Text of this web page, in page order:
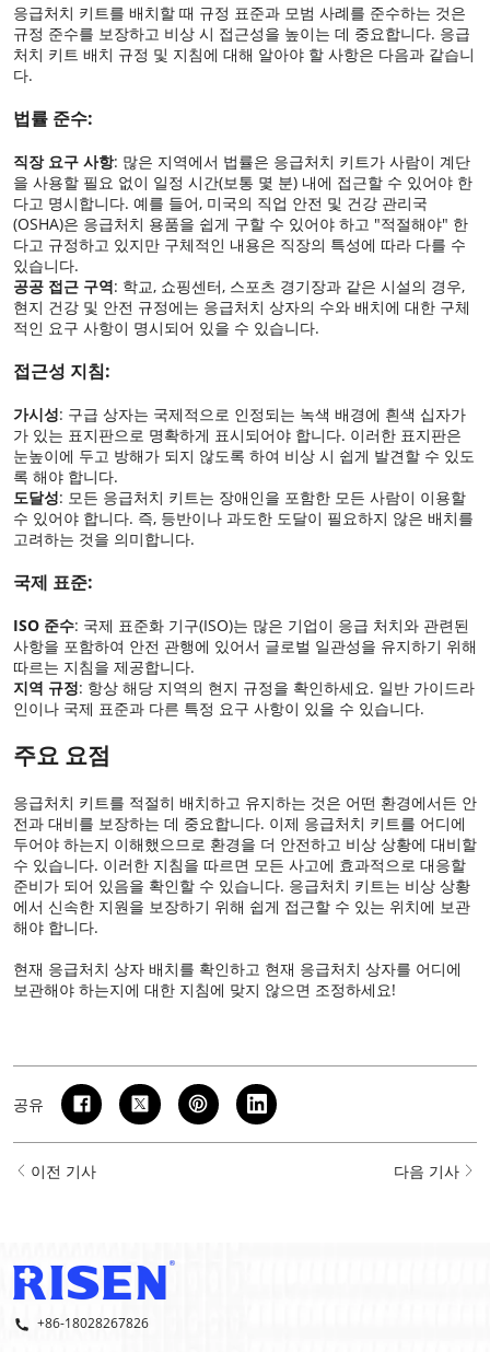
응급처치 키트를 배치할 때 규정 표준과 모범 사례를 준수하는 것은
규정 준수를 보장하고 비상 시 접근성을 높이는 데 중요합니다. 응급
처치 키트 배치 규정 및 지침에 대해 알아야 할 사항은 다음과 같습니
다.
법률 준수:
직장 요구 사항: 많은 지역에서 법률은 응급처치 키트가 사람이 계단
을 사용할 필요 없이 일정 시간(보통 몇 분) 내에 접근할 수 있어야 한
다고 명시합니다. 예를 들어, 미국의 직업 안전 및 건강 관리국
(OSHA)은 응급처치 용품을 쉽게 구할 수 있어야 하고 "적절해야" 한
다고 규정하고 있지만 구체적인 내용은 직장의 특성에 따라 다를 수
있습니다.
공공 접근 구역: 학교, 쇼핑센터, 스포츠 경기장과 같은 시설의 경우,
현지 건강 및 안전 규정에는 응급처치 상자의 수와 배치에 대한 구체
적인 요구 사항이 명시되어 있을 수 있습니다.
접근성 지침:
가시성: 구급 상자는 국제적으로 인정되는 녹색 배경에 흰색 십자가
가 있는 표지판으로 명확하게 표시되어야 합니다. 이러한 표지판은
눈높이에 두고 방해가 되지 않도록 하여 비상 시 쉽게 발견할 수 있도
록 해야 합니다.
도달성: 모든 응급처치 키트는 장애인을 포함한 모든 사람이 이용할
수 있어야 합니다. 즉, 등반이나 과도한 도달이 필요하지 않은 배치를
고려하는 것을 의미합니다.
국제 표준:
ISO 준수: 국제 표준화 기구(ISO)는 많은 기업이 응급 처치와 관련된
사항을 포함하여 안전 관행에 있어서 글로벌 일관성을 유지하기 위해
따르는 지침을 제공합니다.
지역 규정: 항상 해당 지역의 현지 규정을 확인하세요. 일반 가이드라
인이나 국제 표준과 다른 특정 요구 사항이 있을 수 있습니다.
주요 요점
응급처치 키트를 적절히 배치하고 유지하는 것은 어떤 환경에서든 안
전과 대비를 보장하는 데 중요합니다. 이제 응급처치 키트를 어디에
두어야 하는지 이해했으므로 환경을 더 안전하고 비상 상황에 대비할
수 있습니다. 이러한 지침을 따르면 모든 사고에 효과적으로 대응할
준비가 되어 있음을 확인할 수 있습니다. 응급처치 키트는 비상 상황
에서 신속한 지원을 보장하기 위해 쉽게 접근할 수 있는 위치에 보관
해야 합니다.
현재 응급처치 상자 배치를 확인하고 현재 응급처치 상자를 어디에
보관해야 하는지에 대한 지침에 맞지 않으면 조정하세요!
공유
이전 기사 다음 기사
+86-18028267826